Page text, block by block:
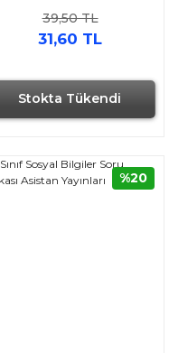
Stokta Tükendi
39,50 TL
31,60 TL
%20